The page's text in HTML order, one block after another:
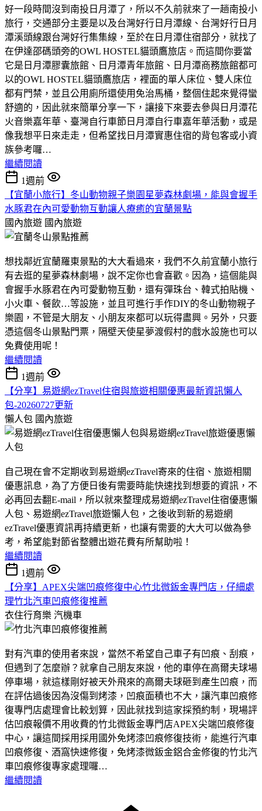
好一段時間沒到南投日月潭了，所以不久前就來了一趟南投小
旅行，交通部分主要是以及台灣好行日月潭線、台灣好行日月
潭溪頭線跟台灣好行集集線，至於在日月潭住宿部分，就找了
在伊達邵碼頭旁的OWL HOSTEL貓頭鷹旅店。而這間你要當
它是日月潭膠囊旅館、日月潭青年旅館、日月潭商務旅館都可
以的OWL HOSTEL貓頭鷹旅店，裡面的單人床位、雙人床位
都有門禁，並且公用廁所還使用免治馬桶，整個住起來覺得蠻
舒適的，因此就來簡單分享一下，讓接下來要去參與日月潭花
火音樂嘉年華、臺灣自行車節日月潭自行車嘉年華活動，或是
像我想平日來走走，但希望找日月潭實惠住宿的背包客或小資
族參考囉…
繼續閱讀
1週前
【宜蘭小旅行】冬山動物親子樂園星夢森林劇場，能與會握手
水豚君在內可愛動物互動讓人療癒的宜蘭景點
國內旅遊 國內旅遊
想找鄰近宜蘭羅東景點的大大看過來，我們不久前宜蘭小旅行
有去逛的星夢森林劇場，說不定你也會喜歡。因為，這個能與
會握手水豚君在內可愛動物互動，還有彈珠台、韓式拍貼機、
小火車、餐飲…等設施，並且可進行手作DIY的冬山動物親子
樂園，不管是大朋友、小朋友來都可以玩得盡興。另外，只要
憑這個冬山景點門票，隔壁天使星夢渡假村的戲水設施也可以
免費使用呢！
繼續閱讀
1週前
【分享】易遊網ezTravel住宿與旅遊相關優惠最新資訊懶人
包-20260727更新
懶人包 國內旅遊
自己現在會不定期收到易遊網ezTravel寄來的住宿、旅遊相關
優惠訊息，為了方便日後有需要時能快速找到想要的資訊，不
必再回去翻E-mail，所以就來整理成易遊網ezTravel住宿優惠懶
人包、易遊網ezTravel旅遊懶人包，之後收到新的易遊網
ezTravel優惠資訊再持續更新，也讓有需要的大大可以做為參
考，希望能對節省整體出遊花費有所幫助啦！
繼續閱讀
1週前
【分享】APEX尖端凹痕修復中心竹北微鈑金專門店，仔細處
理竹北汽車凹痕修復推薦
衣住行育樂 汽機車
對有汽車的使用者來說，當然不希望自己車子有凹痕、刮痕，
但遇到了怎麼辦？就拿自己朋友來說，他的車停在高爾夫球場
停車場，就這樣剛好被天外飛來的高爾夫球砸到產生凹痕，而
在評估過後因為沒傷到烤漆，凹痕面積也不大，讓汽車凹痕修
復專門店處理會比較划算，因此就找到這家採預約制，現場評
估凹痕報價不用收費的竹北微鈑金專門店APEX尖端凹痕修復
中心，讓這間採用採用國外免烤漆凹痕修復技術，能進行汽車
凹痕修復、酒窩快速修復，免烤漆微鈑金鋁合金修復的竹北汽
車凹痕修復專家處理囉…
繼續閱讀